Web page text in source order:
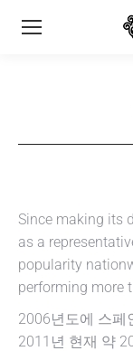
Since making its
as a
popularity
performing more
2006년도에 스페
2011년 현재 약